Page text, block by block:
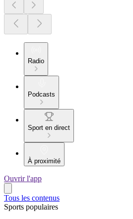
Radio
Podcasts
Sport en direct
À proximité
Ouvrir l'app
Tous les contenus
Sports populaires